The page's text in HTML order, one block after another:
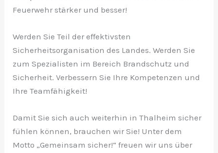
Feuerwehr stärker und besser!
Werden Sie Teil der effektivsten
Sicherheitsorganisation des Landes. Werden Sie
zum Spezialisten im Bereich Brandschutz und
Sicherheit. Verbessern Sie Ihre Kompetenzen und
Ihre Teamfähigkeit!
Damit Sie sich auch weiterhin in Thalheim sicher
fühlen können, brauchen wir Sie! Unter dem
Motto „Gemeinsam sicher!“ freuen wir uns über